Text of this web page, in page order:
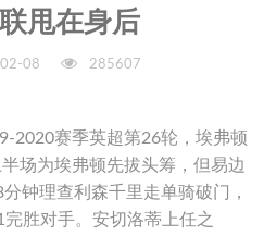
甩在身后
08 285607
2020赛季英超第26轮，埃弗顿
场为埃弗顿先拔头筹，但易边
钟理查利森千里走单骑破门，
胜对手。安切洛蒂上任之